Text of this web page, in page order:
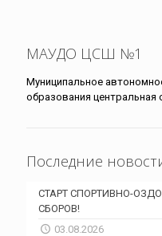
МАУДО ЦСШ №1
Муниципальное
образования
Последние
СТАРТ СПОРТИВНО-
СБОРОВ!
03.08.2026